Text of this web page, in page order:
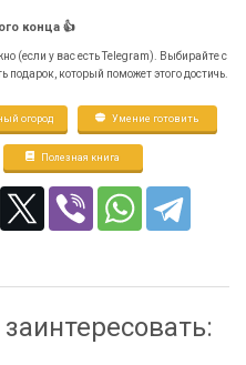
конца 👍
(если у вас есть Telegram). Выбирайте с
который поможет этого достичь.
огород Умение готовить
Полезная книга